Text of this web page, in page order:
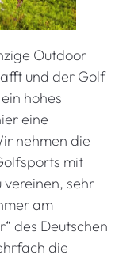
Outdoor
und der Golf
hohes
eine
nehmen die
mit
vereinen, sehr
am
des Deutschen
die